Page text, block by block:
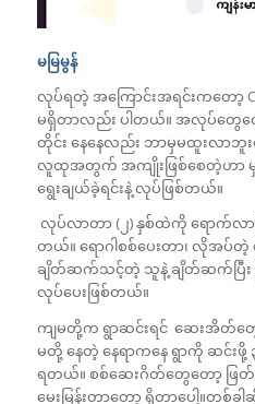
မမြမွန်
လုပ်ရတဲ့ အကြောင်းအရင်းကတော့
မရှိတာလည်း ပါတယ်။ အလုပ်တွေလ
တိုင်း နေနေလည်း ဘာမှမထူးလာဘူ
လူထုအတွက် အကျိုးဖြစ်စေတဲ့ဟာ မှန်
ရွေးချယ်ခဲ့ရင်းနဲ့ လုပ်ဖြစ်တယ်။
လုပ်လာတာ (၂) နှစ်ထဲကို ရောက်လာ
တယ်။ ရောဂါစစ်ပေးတာ၊ လိုအပ်တဲ့
ချိတ်ဆက်သင့်တဲ့ သူနဲ့ ချိတ်ဆက်ပြီး
လုပ်ပေးဖြစ်တယ်။
ကျမတို့က ရွာဆင်းရင် ဆေးအိတ်တွ
မတို့ နေတဲ့ နေရာကနေ ရွာကို ဆင်းဖို့
ရတယ်။ စစ်ဆေးဂိတ်တွေတော့ ဖ
မေးမြန်းတာတော့ ရှိတာပေါ့။တစ်